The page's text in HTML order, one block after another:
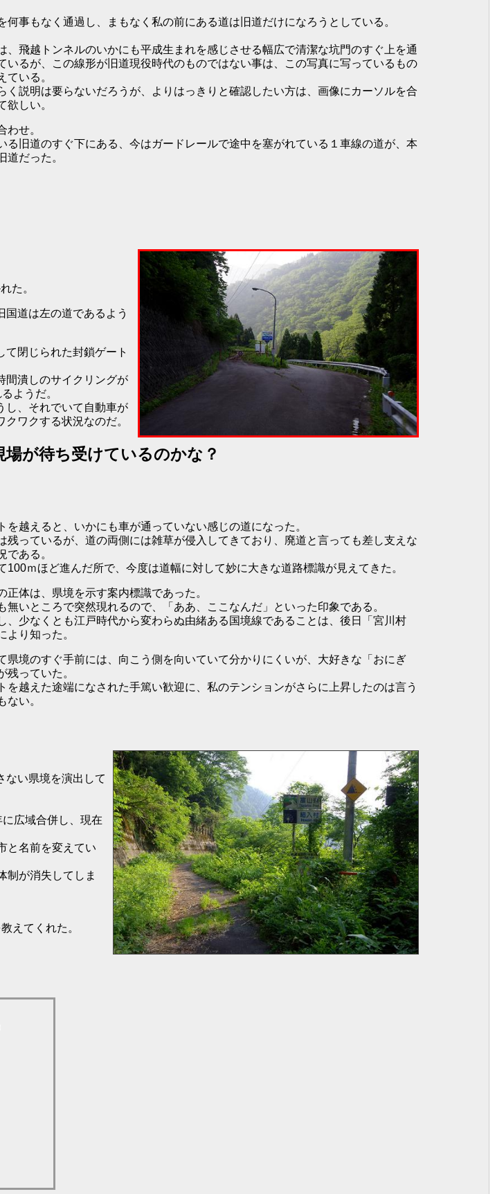
何事もなく通過し、まもなく私の前にある道は旧道だけになろうとしている。
、飛越トンネルのいかにも平成生まれを感じさせる幅広で清潔な坑門のすぐ上を通
いるが、この線形が旧道現役時代のものではない事は、この写真に写っているもの
ている。
く説明は要らないだろうが、よりはっきりと確認したい方は、画像にカーソルを合
欲しい。
わせ。
る旧道のすぐ下にある、今はガードレールで途中を塞がれている１車線の道が、本
道だった。
た。
道は左の道であるよう
閉じられた封鎖ゲート
潰しのサイクリングが
ようだ。
し、それでいて自動車が
ワクする状況なのだ。
が待ち受けているのかな？
を越えると、いかにも車が通っていない感じの道になった。
残っているが、道の両側には雑草が侵入してきており、廃道と言っても差し支えな
である。
100ｍほど進んだ所で、今度は道幅に対して妙に大きな道路標識が見えてきた。
正体は、県境を示す案内標識であった。
無いところで突然現れるので、「ああ、ここなんだ」といった印象である。
、少なくとも江戸時代から変わらぬ由緒ある国境線であることは、後日「宮川村
より知った。
県境のすぐ手前には、向こう側を向いていて分かりにくいが、大好きな「おにぎ
残っていた。
を越えた途端になされた手篤い歓迎に、私のテンションがさらに上昇したのは言う
ない。
ない県境を演出して
広域合併し、現在
と名前を変えてい
制が消失してしま
えてくれた。